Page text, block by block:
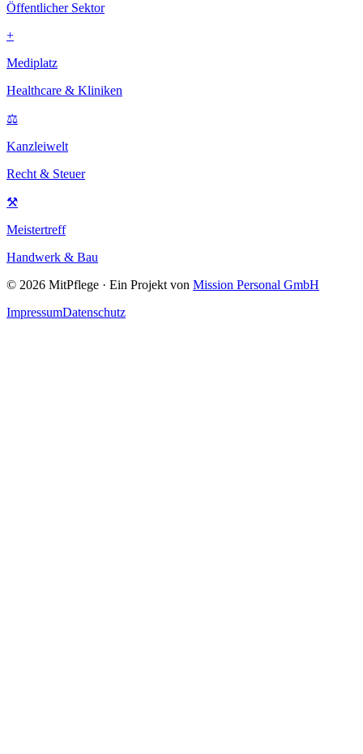
Öffentlicher Sektor
+
Mediplatz
Healthcare & Kliniken
⚖
Kanzleiwelt
Recht & Steuer
⚒
Meistertreff
Handwerk & Bau
© 2026 MitPflege · Ein Projekt von Mission Personal GmbH
ImpressumDatenschutz